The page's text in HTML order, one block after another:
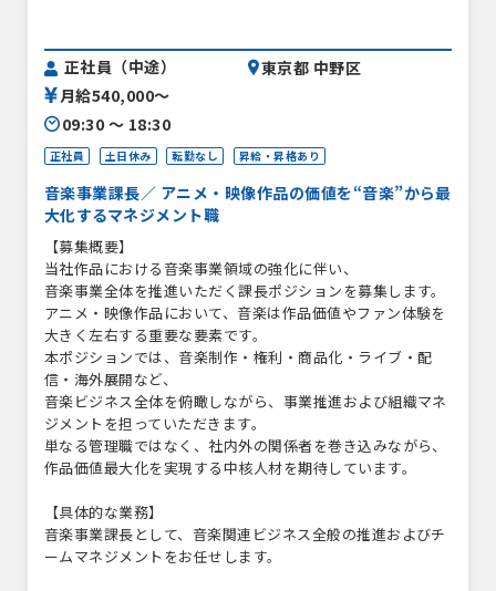
正社員（中途）
月給540,000〜
09:30 〜 18:30
東京都 中野区
正社員 土日休み 転勤なし 昇給・昇格あり
音楽事業課長／ アニメ・映像作品の価値を“音楽”から最
大化するマネジメント職
【募集概要】
当社作品における音楽事業領域の強化に伴い、
音楽事業全体を推進いただく課長ポジションを募集します。
アニメ・映像作品において、音楽は作品価値やファン体験を
大きく左右する重要な要素です。
本ポジションでは、音楽制作・権利・商品化・ライブ・配
信・海外展開など、
音楽ビジネス全体を俯瞰しながら、事業推進および組織マネ
ジメントを担っていただきます。
単なる管理職ではなく、社内外の関係者を巻き込みながら、
作品価値最大化を実現する中核人材を期待しています。
【具体的な業務】
音楽事業課長として、音楽関連ビジネス全般の推進およびチ
ームマネジメントをお任せします。